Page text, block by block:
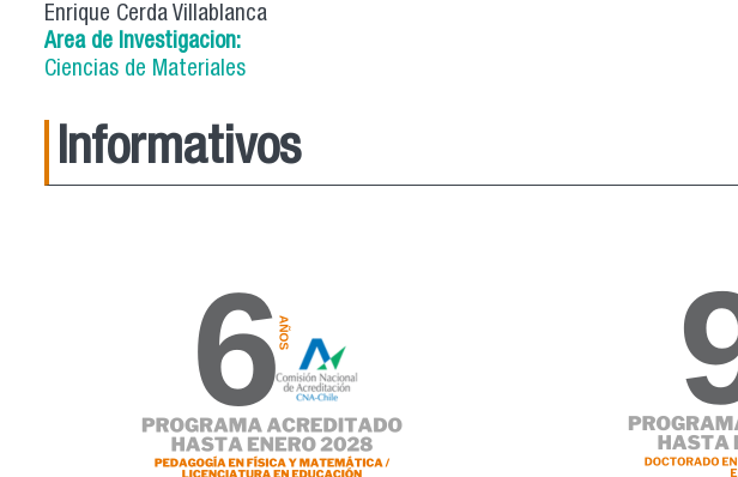
Enrique Cerda Villablanca
Area de Investigacion:
Ciencias de Materiales
Informativos